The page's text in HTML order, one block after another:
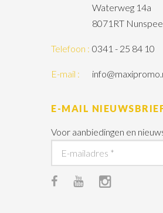
Waterweg 14a
8071RT
Telefoon : 0341 - 25 84 10
E-mail :
E-MAIL
Voor aanbiedingen en